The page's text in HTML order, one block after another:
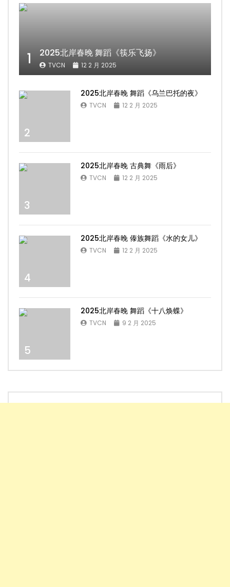
1 2025北岸春晚 舞蹈《筷乐飞扬》
TVCN 12 2 月 2025
2
2025北岸春晚 舞蹈《乌兰巴托的夜》
TVCN 12 2 月 2025
3
2025北岸春晚 古典舞《雨后》
TVCN 12 2 月 2025
4
2025北岸春晚 傣族舞蹈《水的女儿》
TVCN 12 2 月 2025
5
2025北岸春晚 舞蹈《十八焕蝶》
TVCN 9 2 月 2025